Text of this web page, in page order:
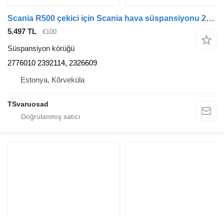
Scania R500 çekici için Scania hava süspansiyonu 2776010 süspansiyon körüğü
5.497 TL €100
Süspansiyon körüğü
2776010 2392114, 2326609
Estonya, Kõrveküla
TSvaruosad